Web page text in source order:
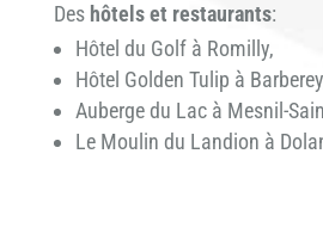
Des hôtels et restaurants:
Hôtel du Golf à Romilly,
Hôtel Golden Tulip à
Auberge du Lac à Mesnil-
Le Moulin du Landion à